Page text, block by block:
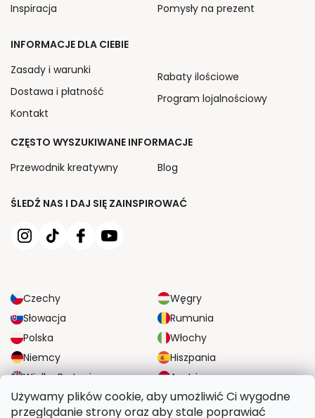
Używamy plików cookie, aby umożliwić Ci wygodne
przeglądanie strony oraz aby stale poprawiać
ŚLEDŹ NAS I DAJ SIĘ ZAINSPIROWAĆ
Czechy
Węgry
Słowacja
Rumunia
Polska
Włochy
Niemcy
Hiszpania
Wielka Brytania
Austria
Inspiracja
Pomysły na prezent
INFORMACJE DLA CIEBIE
Zasady i warunki
Dostawa i płatność
Kontakt
Rabaty ilościowe
Program lojalnościowy
CZĘSTO WYSZUKIWANE INFORMACJE
Przewodnik kreatywny
Blog